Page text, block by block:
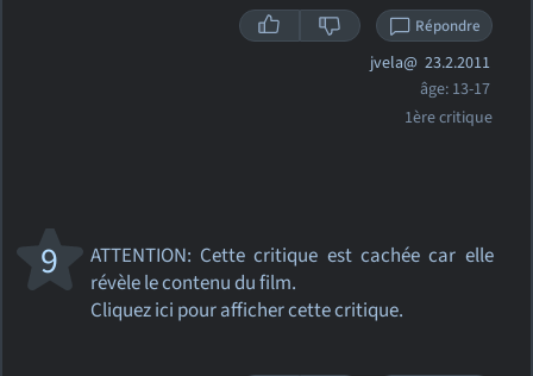
Répondre
jvela@ 23.2.2011
âge: 13-17
1ère critique
ATTENTION: Cette critique est cachée car elle
révèle le contenu du film.
Cliquez ici pour afficher cette critique.
9